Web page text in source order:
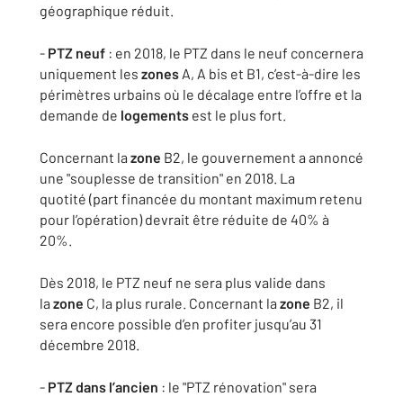
géographique réduit.
- PTZ neuf : en 2018, le PTZ dans le neuf concernera
uniquement les zones A, A bis et B1, c’est-à-dire les
périmètres urbains où le décalage entre l’offre et la
demande de logements est le plus fort.
Concernant la zone B2, le gouvernement a annoncé
une "souplesse de transition" en 2018. La
quotité (part financée du montant maximum retenu
pour l’opération) devrait être réduite de 40% à
20%.
Dès 2018, le PTZ neuf ne sera plus valide dans
la zone C, la plus rurale. Concernant la zone B2, il
sera encore possible d’en profiter jusqu’au 31
décembre 2018.
- PTZ dans l’ancien : le "PTZ rénovation" sera